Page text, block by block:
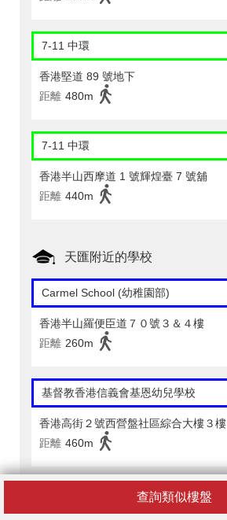
查詢類似樓盤
7-11 中環
香港堅道 89 號地下
距離 480m
7-11 中環
香港半山西摩道 1 號輝煌臺 7 號舖
距離 440m
天匯附近的學校
Carmel School (幼稚園部)
香港半山羅便臣道７０號３＆４樓
距離 260m
基督教香港信義會基恩幼兒學校
香港高街２號西營盤社區綜合大樓３樓
距離 460m
香港保護兒童會譚雅士幼兒學校